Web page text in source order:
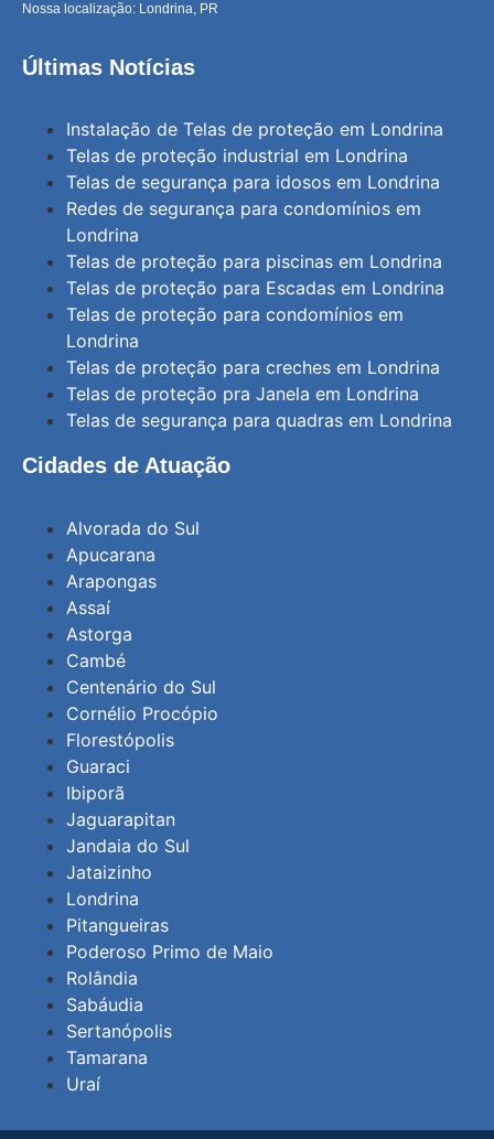
Nossa localização: Londrina, PR
Últimas Notícias
Instalação de Telas de proteção em Londrina
Telas de proteção industrial em Londrina
Telas de segurança para idosos em Londrina
Redes de segurança para condomínios em
Londrina
Telas de proteção para piscinas em Londrina
Telas de proteção para Escadas em Londrina
Telas de proteção para condomínios em
Londrina
Telas de proteção para creches em Londrina
Telas de proteção pra Janela em Londrina
Telas de segurança para quadras em Londrina
Cidades de Atuação
Alvorada do Sul
Apucarana
Arapongas
Assaí
Astorga
Cambé
Centenário do Sul
Cornélio Procópio
Florestópolis
Guaraci
Ibiporã
Jaguarapitan
Jandaia do Sul
Jataizinho
Londrina
Pitangueiras
Poderoso Primo de Maio
Rolândia
Sabáudia
Sertanópolis
Tamarana
Uraí